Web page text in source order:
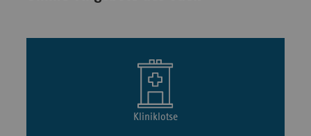
Kliniklotse